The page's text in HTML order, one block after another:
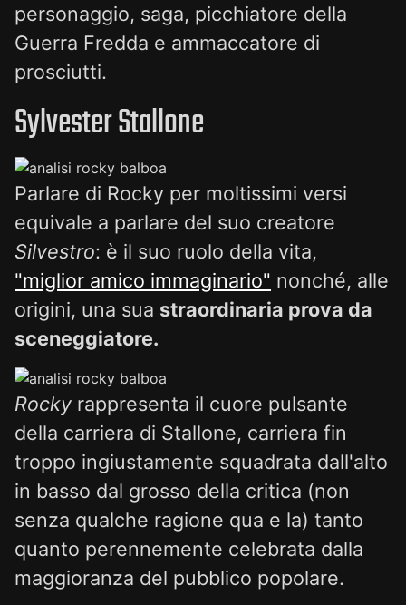
personaggio, saga, picchiatore della
Guerra Fredda e ammaccatore di
prosciutti.
Sylvester Stallone
Parlare di Rocky per moltissimi versi
equivale a parlare del suo creatore
Silvestro: è il suo ruolo della vita,
"miglior amico immaginario" nonché, alle
origini, una sua straordinaria prova da
sceneggiatore.
Rocky rappresenta il cuore pulsante
della carriera di Stallone, carriera fin
troppo ingiustamente squadrata dall'alto
in basso dal grosso della critica (non
senza qualche ragione qua e la) tanto
quanto perennemente celebrata dalla
maggioranza del pubblico popolare.